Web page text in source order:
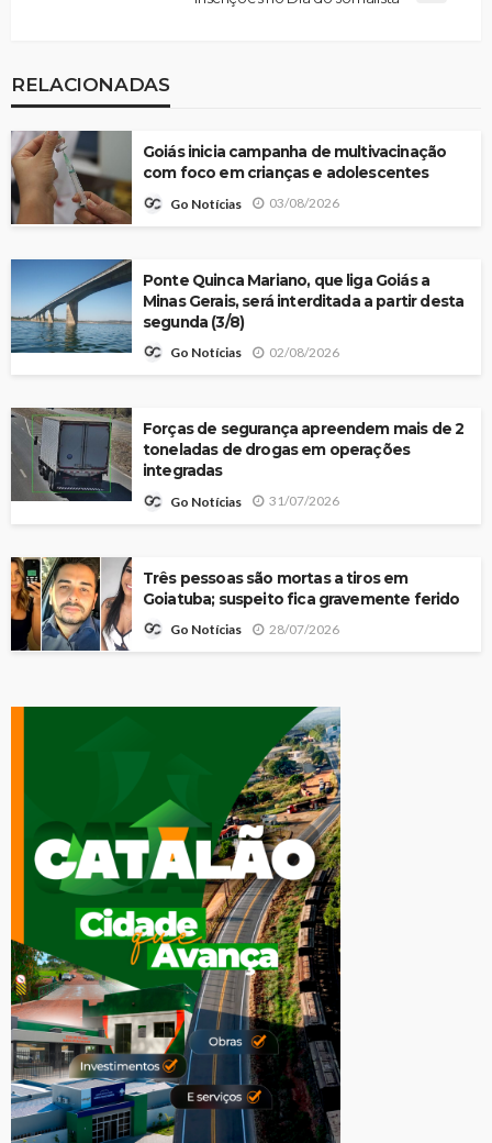
RELACIONADAS
Goiás inicia campanha de multivacinação
com foco em crianças e adolescentes
Go Notícias 03/08/2026
Ponte Quinca Mariano, que liga Goiás a
Minas Gerais, será interditada a partir desta
segunda (3/8)
Go Notícias 02/08/2026
Forças de segurança apreendem mais de 2
toneladas de drogas em operações
integradas
Go Notícias 31/07/2026
Três pessoas são mortas a tiros em
Goiatuba; suspeito fica gravemente ferido
Go Notícias 28/07/2026